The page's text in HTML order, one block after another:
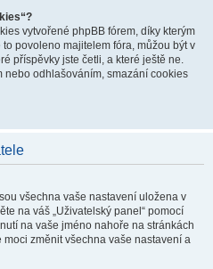
vytvořené phpBB fórem, díky kterým
povoleno majitelem fóra, můžou být v
příspěvky jste četli, a které ještě ne.
nebo odhlašováním, smazání cookies
všechna vaše nastavení uložena v
na váš „Uživatelský panel“ pomocí
na vaše jméno nahoře na stránkách
moci změnit všechna vaše nastavení a